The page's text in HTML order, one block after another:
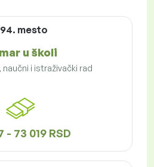
mesto
u školi
naučni i istraživački rad
- 73 019 RSD